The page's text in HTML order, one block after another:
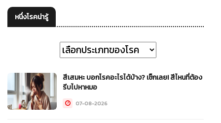
หนึ่งโรคน่ารู้
สีเสมหะ บอกโรคอะไรได้บ้าง? เช็กเลย! สีไหนที่ต้อง
รีบไปหาหมอ
07-08-2026